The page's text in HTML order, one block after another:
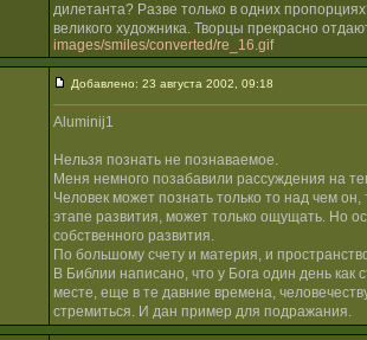
дилетанта? Разве только в одних
великого художника. Творцы прекрасно
images/smiles/converted/re_16.gif
Добавлено: 23 августа 2002, 09:18
Aluminij1
Нельзя познать не познаваемое.
Меня немного позабавили рассуждения на
Человек может познать только то над чем
этапе развития, может только ощущать. Но
собственного развития.
По большому счету и материя, и
В Библии написано, что у Бога один день как
месте, еще в те давние времена,
стремиться. И дан пример для подражания.